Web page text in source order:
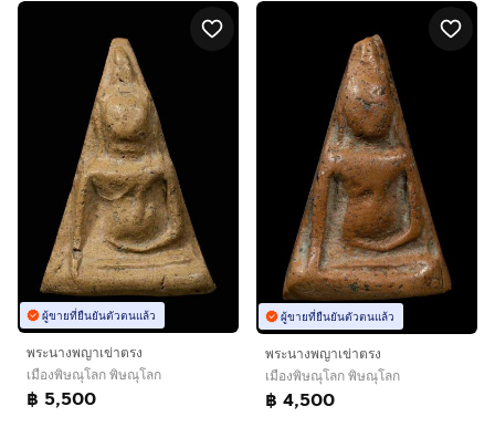
ผู้ขายที่ยืนยันตัวตนแล้ว
พระนางพญาเข่าตรง
เมืองพิษณุโลก พิษณุโลก
฿ 5,500
ผู้ขายที่ยืนยันตัวตนแล้ว
พระนางพญาเข่าตรง
เมืองพิษณุโลก พิษณุโลก
฿ 4,500